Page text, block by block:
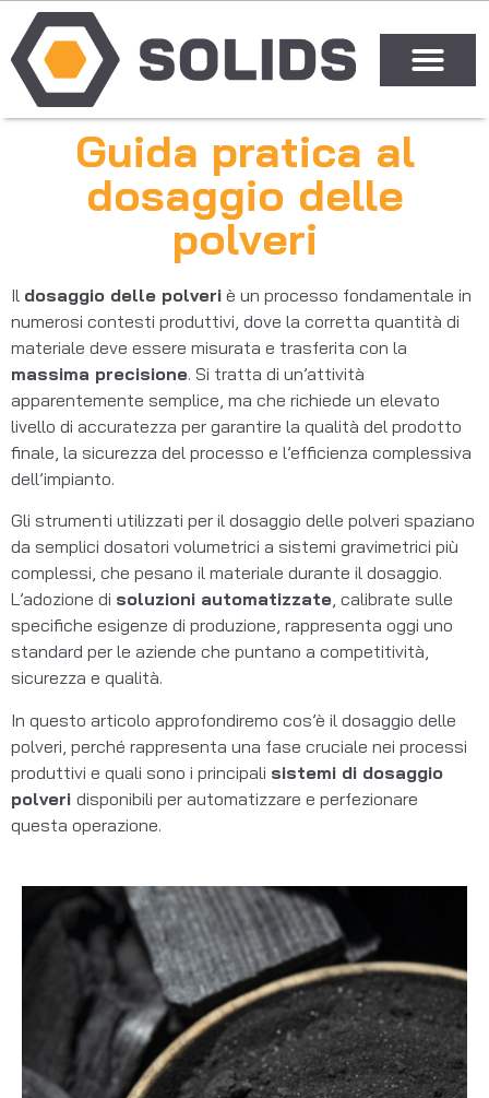
Guida pratica al
dosaggio delle
polveri
Il dosaggio delle polveri è un processo fondamentale in
numerosi contesti produttivi, dove la corretta quantità di
materiale deve essere misurata e trasferita con la
massima precisione. Si tratta di un’attività
apparentemente semplice, ma che richiede un elevato
livello di accuratezza per garantire la qualità del prodotto
finale, la sicurezza del processo e l’efficienza complessiva
dell’impianto.
Gli strumenti utilizzati per il dosaggio delle polveri spaziano
da semplici dosatori volumetrici a sistemi gravimetrici più
complessi, che pesano il materiale durante il dosaggio.
L’adozione di soluzioni automatizzate, calibrate sulle
specifiche esigenze di produzione, rappresenta oggi uno
standard per le aziende che puntano a competitività,
sicurezza e qualità.
In questo articolo approfondiremo cos’è il dosaggio delle
polveri, perché rappresenta una fase cruciale nei processi
produttivi e quali sono i principali sistemi di dosaggio
polveri disponibili per automatizzare e perfezionare
questa operazione.